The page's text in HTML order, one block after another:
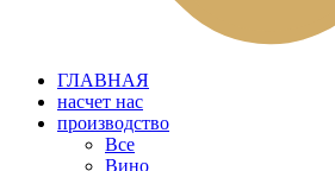
ГЛАВНАЯ
насчет нас
производство
Все
Вино